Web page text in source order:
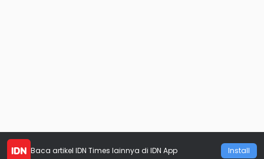
Baca artikel IDN Times lainnya di IDN App Install